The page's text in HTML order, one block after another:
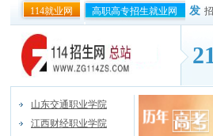
114就业网 高职高专招生就业网 发
山东交通职业学院
江西财经职业学院